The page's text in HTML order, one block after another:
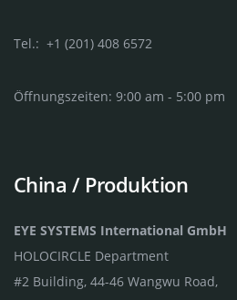
Tel.: +1 (201) 408 6572
Öffnungszeiten: 9:00 am - 5:00 pm
China / Produktion
EYE SYSTEMS International GmbH
HOLOCIRCLE Department
#2 Building, 44-46 Wangwu Road,